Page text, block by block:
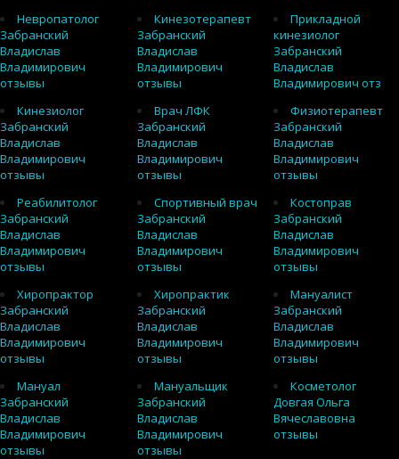
Невропатолог
Забранский
Владислав
Владимирович
отзывы
Кинезотерапевт
Забранский
Владислав
Владимирович
отзывы
Прикладной
кинезиолог
Забранский
Владислав
Владимирович отз
Кинезиолог
Забранский
Владислав
Владимирович
отзывы
Врач ЛФК
Забранский
Владислав
Владимирович
отзывы
Физиотерапевт
Забранский
Владислав
Владимирович
отзывы
Реабилитолог
Забранский
Владислав
Владимирович
отзывы
Спортивный врач
Забранский
Владислав
Владимирович
отзывы
Костоправ
Забранский
Владислав
Владимирович
отзывы
Хиропрактор
Забранский
Владислав
Владимирович
отзывы
Хиропрактик
Забранский
Владислав
Владимирович
отзывы
Мануалист
Забранский
Владислав
Владимирович
отзывы
Мануал
Забранский
Владислав
Владимирович
отзывы
Мануальщик
Забранский
Владислав
Владимирович
отзывы
Косметолог
Довгая Ольга
Вячеславовна
отзывы